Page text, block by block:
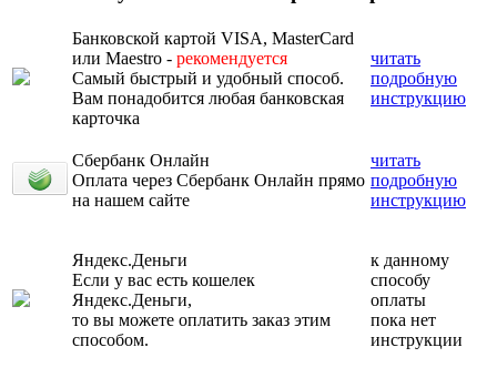
Банковской картой VISA, MasterCard
или Maestro - рекомендуется
Самый быстрый и удобный способ.
Вам понадобится любая банковская
карточка
читать
подробную
инструкцию
Сбербанк Онлайн
Оплата через Сбербанк Онлайн прямо
на нашем сайте
читать
подробную
инструкцию
Яндекс.Деньги
Если у вас есть кошелек
Яндекс.Деньги,
то вы можете оплатить заказ этим
способом.
к данному
способу
оплаты
пока нет
инструкции